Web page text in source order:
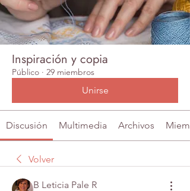
Inspiración y copia
Público · 29 miembros
Unirse
Discusión Multimedia Archivos
Volver
B Leticia Pale R